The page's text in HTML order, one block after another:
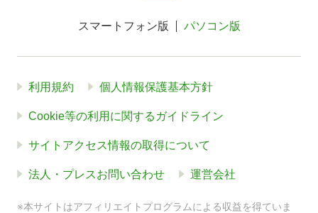
スマートフォン版 パソコン版
利用規約 個人情報保護基本方針
Cookie等の利用に関するガイドライン
サイトアクセス情報の取得について
法人・プレスお問い合わせ 運営会社
※本サイトはアフィリエイトプログラムによる収益を得ていま